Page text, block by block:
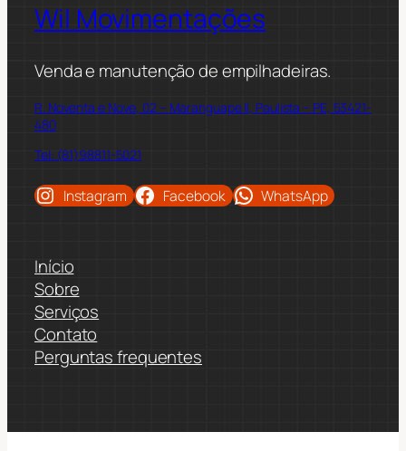
Wil Movimentações
Venda e manutenção de empilhadeiras.
R. Noventa e Nove, 02 – Maranguape II, Paulista – PE, 53421-
480
Tel: (81)98811-5021
Instagram Facebook WhatsApp
Início
Sobre
Serviços
Contato
Perguntas frequentes